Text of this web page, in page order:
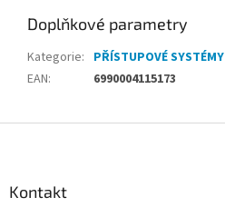
Doplňkové parametry
Kategorie: PŘÍSTUPOVÉ SYSTÉMY
EAN: 6990004115173
Kontakt